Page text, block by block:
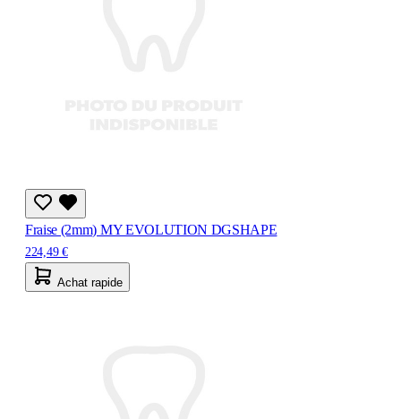
Fraise (2mm) MY EVOLUTION DGSHAPE
224,49 €
Achat rapide